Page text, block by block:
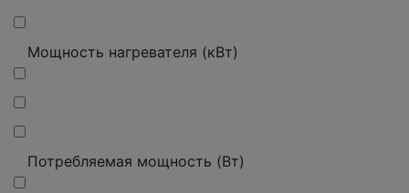
Мощность нагревателя (кВт)
Потребляемая мощность (Вт)